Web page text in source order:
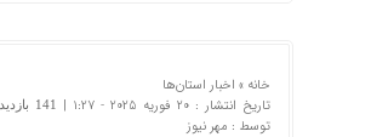
خانه » اخبار استان‌ها
تاریخ انتشار : 20 فوریه 2025 - 1:27 |
141 بازدید
توسط : مهر نیوز